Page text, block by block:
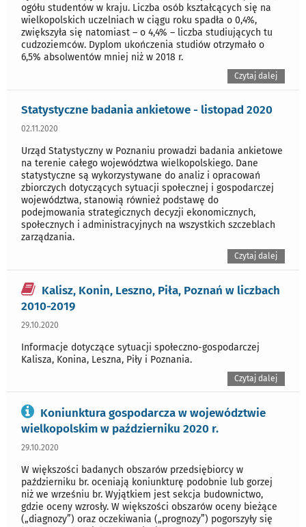
ogółu studentów w kraju. Liczba osób kształcących się na
wielkopolskich uczelniach w ciągu roku spadła o 0,4%,
zwiększyła się natomiast – o 4,4% – liczba studiujących tu
cudzoziemców. Dyplom ukończenia studiów otrzymało o
6,5% absolwentów mniej niż w 2018 r.
Czytaj dalej
Statystyczne badania ankietowe - listopad 2020
02.11.2020
Urząd Statystyczny w Poznaniu prowadzi badania ankietowe
na terenie całego województwa wielkopolskiego. Dane
statystyczne są wykorzystywane do analiz i opracowań
zbiorczych dotyczących sytuacji społecznej i gospodarczej
województwa, stanowią również podstawę do
podejmowania strategicznych decyzji ekonomicznych,
społecznych i administracyjnych na wszystkich szczeblach
zarządzania.
Czytaj dalej
Kalisz, Konin, Leszno, Piła, Poznań w liczbach
2010-2019
29.10.2020
Informacje dotyczące sytuacji społeczno-gospodarczej
Kalisza, Konina, Leszna, Piły i Poznania.
Czytaj dalej
Koniunktura gospodarcza w województwie
wielkopolskim w październiku 2020 r.
29.10.2020
W większości badanych obszarów przedsiębiorcy w
październiku br. oceniają koniunkturę podobnie lub gorzej
niż we wrześniu br. Wyjątkiem jest sekcja budownictwo,
gdzie oceny wzrosły. W większości obszarów oceny bieżące
(„diagnozy”) oraz oczekiwania („prognozy”) pogorszyły się